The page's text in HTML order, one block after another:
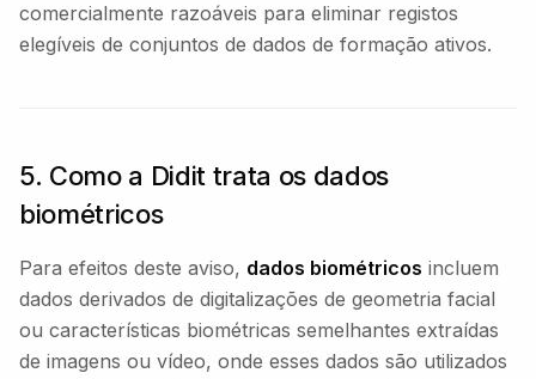
comercialmente razoáveis para eliminar registos
elegíveis de conjuntos de dados de formação ativos.
5. Como a Didit trata os dados
biométricos
Para efeitos deste aviso, dados biométricos incluem
dados derivados de digitalizações de geometria facial
ou características biométricas semelhantes extraídas
de imagens ou vídeo, onde esses dados são utilizados